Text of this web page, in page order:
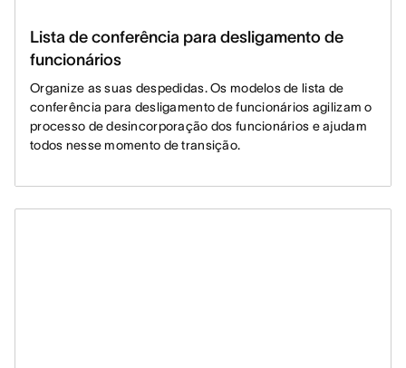
Lista de conferência para desligamento de
funcionários
Organize as suas despedidas. Os modelos de lista de
conferência para desligamento de funcionários agilizam o
processo de desincorporação dos funcionários e ajudam
todos nesse momento de transição.